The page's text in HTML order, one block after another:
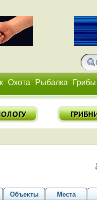
Охота Рыбалка Грибы
Объекты Места